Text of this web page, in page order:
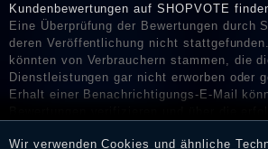
Kundenbewertungen auf SHOPVOTE
Eine Überprüfung der Bewertungen durch
deren Veröffentlichung nicht
könnten von Verbrauchern stammen, die
Dienstleistungen gar nicht erworben oder
Erhalt einer Benachrichtigungs-E-Mail
Wir verwenden Cookies und ähnliche